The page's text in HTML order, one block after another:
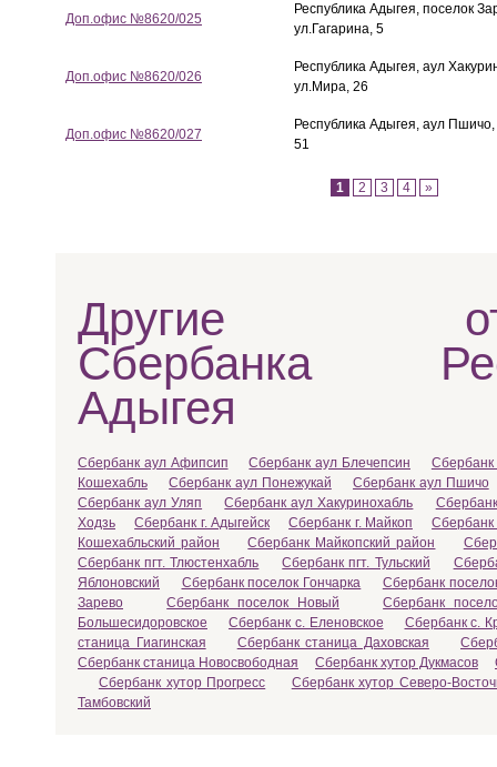
Доп.офис №8620/025
Республика Адыгея, поселок
ул.Гагарина, 5
Доп.офис №8620/026
Республика Адыгея, аул
ул.Мира, 26
Доп.офис №8620/027
Республика Адыгея, аул
51
1 2 3 4 »
Другие
Сбербанка
Адыгея
Сбербанк аул Афипсип Сбербанк аул Блечепсин
Сбербанк
Кошехабль
Сбербанк аул Понежукай
Сбербанк аул Пшичо
Сбербанк аул Уляп
Сбербанк аул Хакуринохабль
Ходзь
Сбербанк г. Адыгейск Сбербанк г. Майкоп
Сбербанк
Кошехабльский район
Сбербанк Майкопский район
Сбербанк пгт. Тлюстенхабль
Сбербанк пгт. Тульский
Яблоновский
Сбербанк поселок Гончарка
Сбербанк
Зарево
Сбербанк поселок Новый
Сбербанк
Большесидоровское
Сбербанк с. Еленовское
Сбербанк с.
станица Гиагинская
Сбербанк станица Даховская
Сбербанк станица Новосвободная
Сбербанк хутор Дукмасов
Сбербанк хутор Прогресс
Сбербанк хутор Северо-
Тамбовский